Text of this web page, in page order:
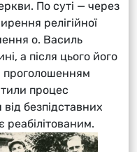
По суті — через
релігійної
о. Василь
а після цього його
проголошенням
процес
безпідставних
реабілітованим.